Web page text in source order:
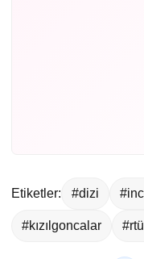
Etiketler: #dizi
#kızılgoncalar